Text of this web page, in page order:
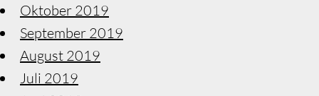
Oktober 2019
September 2019
August 2019
Juli 2019